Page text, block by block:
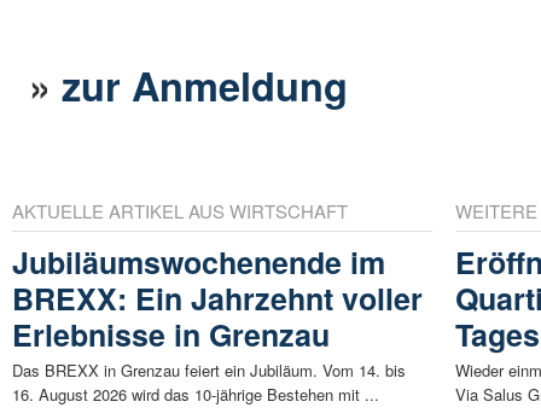
»zur Anmeldung
AKTUELLE ARTIKEL AUS WIRTSCHAFT
Jubiläumswochenende im
BREXX: Ein Jahrzehnt voller
Erlebnisse in Grenzau
Das BREXX in Grenzau feiert ein Jubiläum. Vom 14. bis
16. August 2026 wird das 10-jährige Bestehen mit ...
Wieder
Via Salus